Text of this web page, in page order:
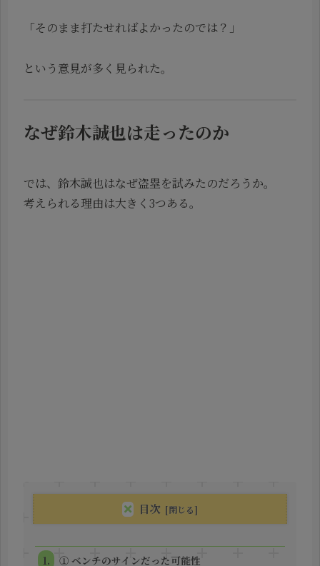
「そのまま打たせればよかったのでは？」
という意見が多く見られた。
なぜ鈴木誠也は走ったのか
では、鈴木誠也はなぜ盗塁を試みたのだろうか。
考えられる理由は大きく3つある。
目次
① ベンチのサインだった可能性